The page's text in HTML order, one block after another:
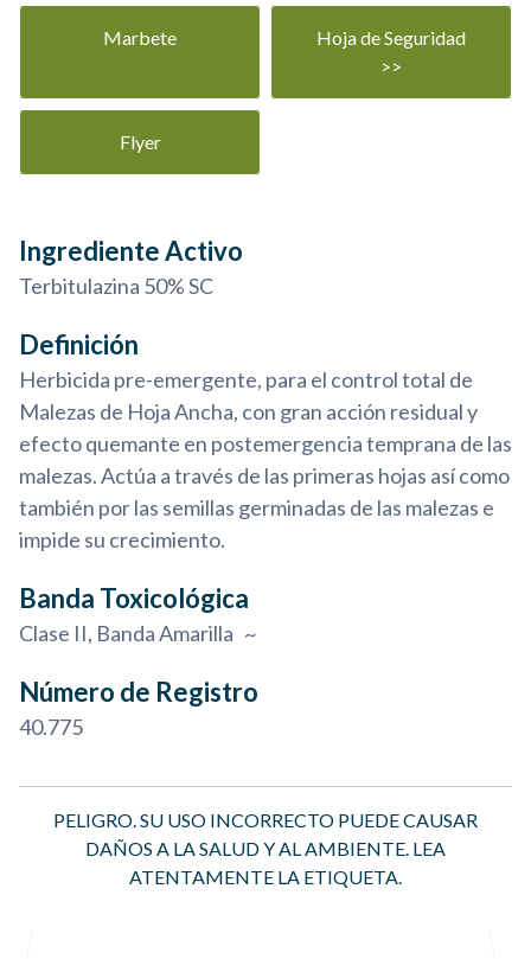
Marbete
Hoja de Seguridad
>>
Flyer
Ingrediente Activo
Terbitulazina 50% SC
Definición
Herbicida pre-emergente, para el control total de
Malezas de Hoja Ancha, con gran acción residual y
efecto quemante en postemergencia temprana de las
malezas. Actúa a través de las primeras hojas así como
también por las semillas germinadas de las malezas e
impide su crecimiento.
Banda Toxicológica
Clase II, Banda Amarilla ~
Número de Registro
40.775
PELIGRO. SU USO INCORRECTO PUEDE CAUSAR
DAÑOS A LA SALUD Y AL AMBIENTE. LEA
ATENTAMENTE LA ETIQUETA.